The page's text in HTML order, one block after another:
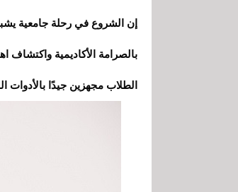
إن الشروع في رحلة جامعية
بالصرامة الأكاديمية واكتشاف
الطلاب مجهزين جيدًا بالأدوات